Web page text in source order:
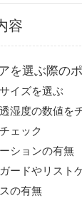
容
を選ぶ際の
イズを選ぶ
湿度の数値を
ェック
ションの有無
ードやリスト
の有無